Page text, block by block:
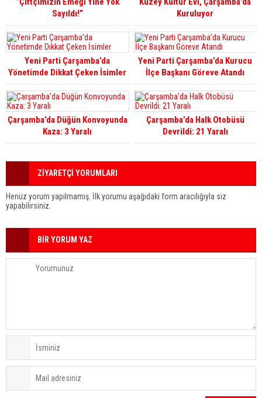
Sayıldı!”
Kuruluyor
Yeni Parti Çarşamba’da
Yönetimde Dikkat Çeken İsimler
Yeni Parti Çarşamba’da Kurucu
İlçe Başkanı Göreve Atandı
Çarşamba’da Düğün Konvoyunda
Kaza: 3 Yaralı
Çarşamba’da Halk Otobüsü
Devrildi: 21 Yaralı
ZİYARETÇİ YORUMLARI
Henüz yorum yapılmamış. İlk yorumu aşağıdaki form aracılığıyla siz
yapabilirsiniz.
BİR YORUM YAZ